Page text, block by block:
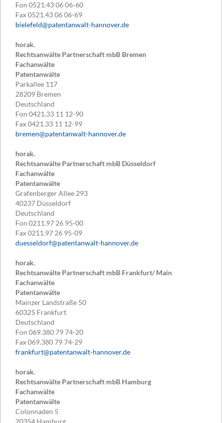
Fon 0521.43 06 06-60
Fax0521.43 06 06-69
bielefeld@patentanwalt-hannover.de
horak.
Rechtsanwälte Partnerschaft mbB Bremen
Fachanwälte
Patentanwälte
Parkallee 117
28209 Bremen
Deutschland
Fon 0421.33 11 12-90
Fax0421.33 11 12-99
bremen@patentanwalt-hannover.de
horak.
Rechtsanwälte Partnerschaft mbB Düsseldorf
Fachanwälte
Patentanwälte
Grafenberger Allee 293
40237 Düsseldorf
Deutschland
Fon 0211.97 26 95-00
Fax0211.97 26 95-09
duesseldorf@patentanwalt-hannover.de
horak.
Rechtsanwälte Partnerschaft mbB Frankfurt/ Main
Fachanwälte
Patentanwälte
Mainzer Landstraße 50
60325 Frankfurt
Deutschland
Fon 069.380 79 74-20
Fax069.380 79 74-29
frankfurt@patentanwalt-hannover.de
horak.
Rechtsanwälte Partnerschaft mbB Hamburg
Fachanwälte
Patentanwälte
Colonnaden 5